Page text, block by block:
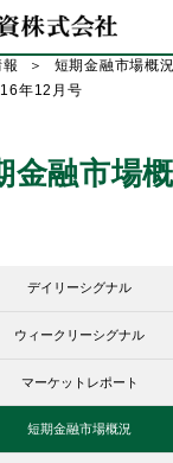
短期金融市場概況
年12月号
金融市場
デイリーシグナル
ウィークリーシグナル
マーケットレポート
短期金融市場概況